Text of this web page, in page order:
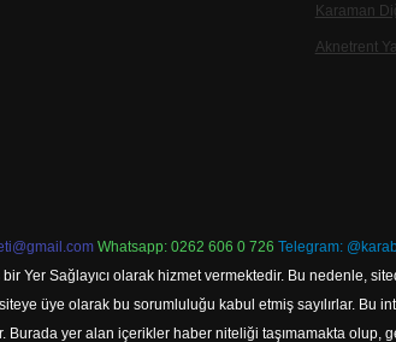
Karaman
Aknetrent
Whatsapp: 0262 606 0 726 Telegram:
Yer Sağlayıcı olarak hizmet vermektedir. Bu nedenle,
üye olarak bu sorumluluğu kabul etmiş sayılırlar. Bu
Burada yer alan içerikler haber niteliği taşımamakta olup,